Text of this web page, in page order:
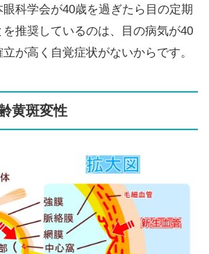
眼科学会が40歳を過ぎたら目の定期
推奨しているのは、目の病気が40
が高く自覚症状がないからです。
黄斑変性